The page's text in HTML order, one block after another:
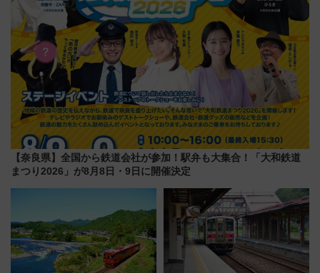
【奈良県】全国から鉄道会社が参加！駅弁も大集合！「大和鉄道
まつり2026」が8月8日・9日に開催決定